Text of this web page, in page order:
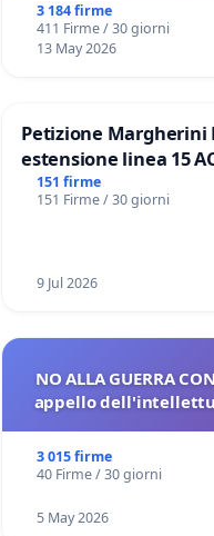
3 184 firme
411 Firme / 30 giorni
13 May 2026
Petizione Margherini
estensione linea 15
Marghera P.zza S.
all'aeroporto Marco
151 firme
151 Firme / 30 giorni
9 Jul 2026
NO ALLA GUERRA
appello
3 015 firme
40 Firme / 30 giorni
5 May 2026